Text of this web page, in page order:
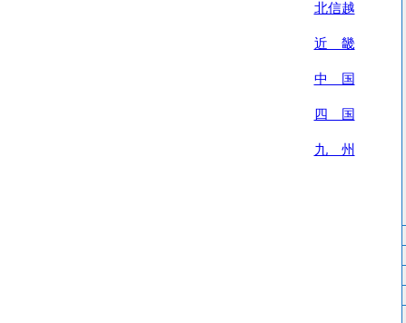
北信越
近 畿
中 国
四 国
九 州